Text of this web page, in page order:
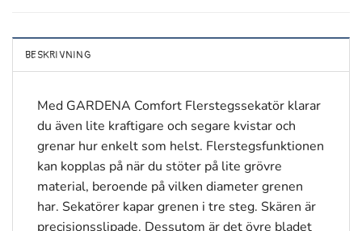
BESKRIVNING
Med GARDENA Comfort Flerstegssekatör klarar
du även lite kraftigare och segare kvistar och
grenar hur enkelt som helst. Flerstegsfunktionen
kan kopplas på när du stöter på lite grövre
material, beroende på vilken diameter grenen
har. Sekatörer kapar grenen i tre steg. Skären är
precisionsslipade. Dessutom är det övre bladet